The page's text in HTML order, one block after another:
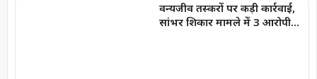
वन्यजीव तस्करों पर कड़ी कार्रवाई,
सांभर शिकार मामले में 3 आरोपी